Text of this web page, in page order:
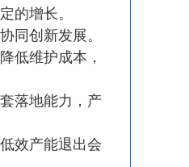
的增长。
创新发展。
低维护成本，
落地能力，产
效产能退出会